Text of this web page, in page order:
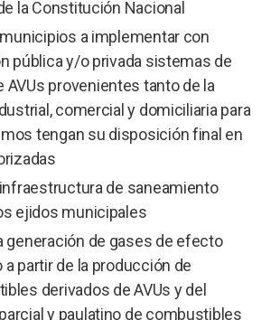
la Constitución Nacional
a implementar con
pública y/o privada sistemas de
AVUs provenientes tanto de la
comercial y domiciliaria para
tengan su disposición final en
de saneamiento
ejidos municipales
generación de gases de efecto
a partir de la producción de
derivados de AVUs y del
y paulatino de combustibles